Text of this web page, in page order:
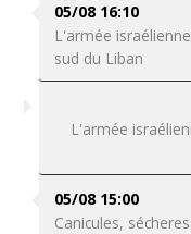
05/08 16:10
L'armée
sud du Liban
L'armée
05/08 15:00
Canicules,